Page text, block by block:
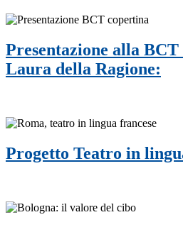
Presentazione alla
Laura della Ragione:
Progetto Teatro in